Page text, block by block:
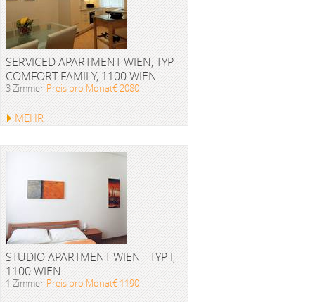
SERVICED APARTMENT WIEN, TYP
COMFORT FAMILY, 1100 WIEN
3 Zimmer Preis pro Monat€ 2080
MEHR
STUDIO APARTMENT WIEN - TYP I,
1100 WIEN
1 Zimmer Preis pro Monat€ 1190